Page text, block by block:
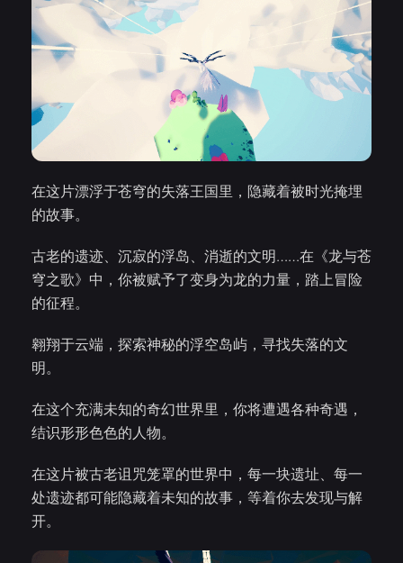
在这片漂浮于苍穹的失落王国里，隐藏着被时光掩埋
的故事。
古老的遗迹、沉寂的浮岛、消逝的文明……在《龙与苍
穹之歌》中，你被赋予了变身为龙的力量，踏上冒险
的征程。
翱翔于云端，探索神秘的浮空岛屿，寻找失落的文
明。
在这个充满未知的奇幻世界里，你将遭遇各种奇遇，
结识形形色色的人物。
在这片被古老诅咒笼罩的世界中，每一块遗址、每一
处遗迹都可能隐藏着未知的故事，等着你去发现与解
开。